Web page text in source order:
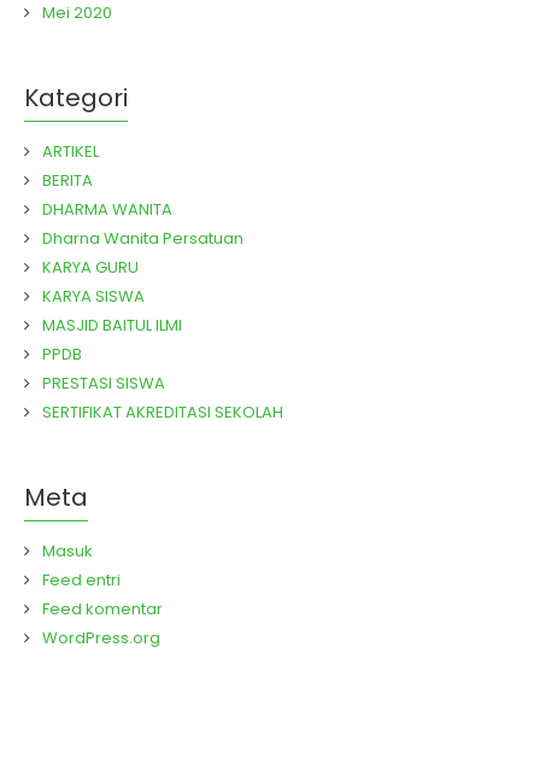
Mei 2020
Kategori
ARTIKEL
BERITA
DHARMA WANITA
Dharna Wanita Persatuan
KARYA GURU
KARYA SISWA
MASJID BAITUL ILMI
PPDB
PRESTASI SISWA
SERTIFIKAT AKREDITASI SEKOLAH
Meta
Masuk
Feed entri
Feed komentar
WordPress.org